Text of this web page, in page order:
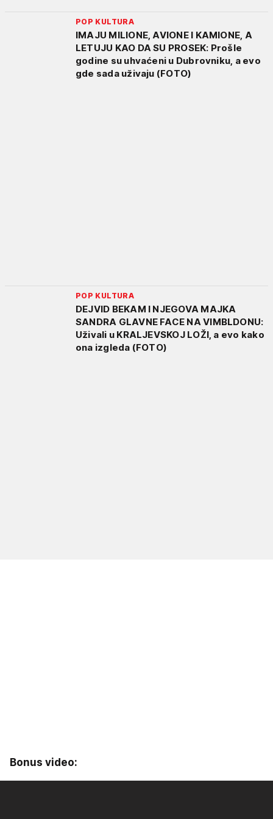
POP KULTURA
IMAJU MILIONE, AVIONE I KAMIONE, A
LETUJU KAO DA SU PROSEK: Prošle
godine su uhvaćeni u Dubrovniku, a evo
gde sada uživaju (FOTO)
POP KULTURA
DEJVID BEKAM I NJEGOVA MAJKA
SANDRA GLAVNE FACE NA VIMBLDONU:
Uživali u KRALJEVSKOJ LOŽI, a evo kako
ona izgleda (FOTO)
Bonus video: